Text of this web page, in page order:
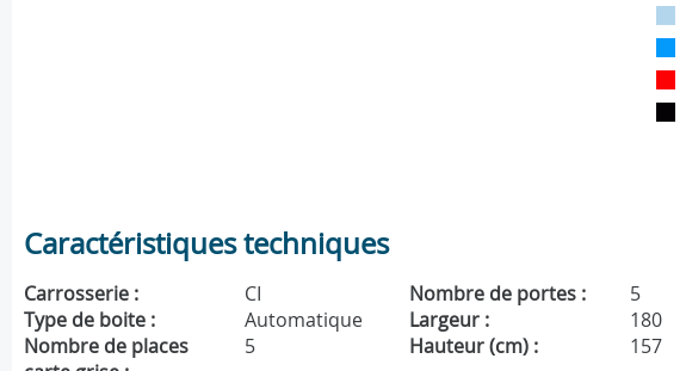
Caractéristiques techniques
Carrosserie : CI Nombre de portes : 5
Type de boite :
Automatique Largeur : 180
Nombre de places
5 Hauteur (cm) : 157